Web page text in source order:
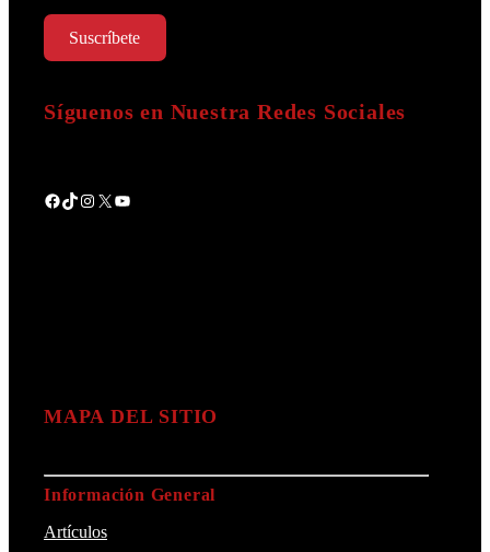
Suscríbete
Síguenos en Nuestra Redes Sociales
Facebook
TikTok
Instagram
X YouTube
MAPA DEL SITIO
Información General
Artículos